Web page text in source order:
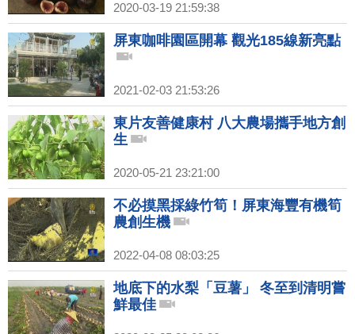
2020-03-19 21:59:38
屏東咖啡園區開幕 觀光185線新亮點
2021-02-03 21:53:26
東片友善健康村 八大農場攜手地方創
生
2020-05-21 23:21:00
不必摸黑採綠竹筍！屏東海豐有機筍
農創生機
2022-04-08 08:03:25
地底下的水梨「豆薯」 冬至到清明嘗
鮮最佳